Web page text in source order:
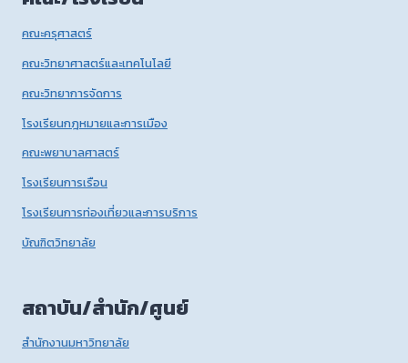
คณะครุศาสตร์
คณะวิทยาศาสตร์และเทคโนโลยี
คณะวิทยาการจัดการ
โรงเรียนกฎหมายและการเมือง
คณะพยาบาลศาสตร์
โรงเรียนการเรือน
โรงเรียนการท่องเที่ยวและการบริการ
บัณฑิตวิทยาลัย
สถาบัน/สำนัก/ศูนย์
สำนักงานมหาวิทยาลัย